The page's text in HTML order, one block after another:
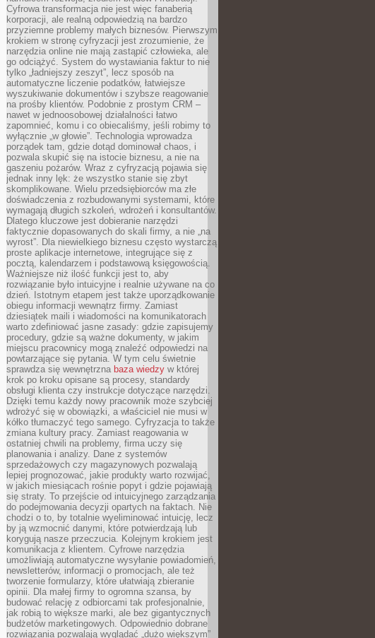
Cyfrowa transformacja nie jest więc fanaberią
korporacji, ale realną odpowiedzią na bardzo
przyziemne problemy małych biznesów. Pierwszym
krokiem w stronę cyfryzacji jest zrozumienie, że
narzędzia online nie mają zastąpić człowieka, ale
go odciążyć. System do wystawiania faktur to nie
tylko „ładniejszy zeszyt”, lecz sposób na
automatyczne liczenie podatków, łatwiejsze
wyszukiwanie dokumentów i szybsze reagowanie
na prośby klientów. Podobnie z prostym CRM –
nawet w jednoosobowej działalności łatwo
zapomnieć, komu i co obiecaliśmy, jeśli robimy to
wyłącznie „w głowie”. Technologia wprowadza
porządek tam, gdzie dotąd dominował chaos, i
pozwala skupić się na istocie biznesu, a nie na
gaszeniu pożarów. Wraz z cyfryzacją pojawia się
jednak inny lęk: że wszystko stanie się zbyt
skomplikowane. Wielu przedsiębiorców ma złe
doświadczenia z rozbudowanymi systemami, które
wymagają długich szkoleń, wdrożeń i konsultantów.
Dlatego kluczowe jest dobieranie narzędzi
faktycznie dopasowanych do skali firmy, a nie „na
wyrost”. Dla niewielkiego biznesu często wystarczą
proste aplikacje internetowe, integrujące się z
pocztą, kalendarzem i podstawową księgowością.
Ważniejsze niż ilość funkcji jest to, aby
rozwiązanie było intuicyjne i realnie używane na co
dzień. Istotnym etapem jest także uporządkowanie
obiegu informacji wewnątrz firmy. Zamiast
dziesiątek maili i wiadomości na komunikatorach
warto zdefiniować jasne zasady: gdzie zapisujemy
procedury, gdzie są ważne dokumenty, w jakim
miejscu pracownicy mogą znaleźć odpowiedzi na
powtarzające się pytania. W tym celu świetnie
sprawdza się wewnętrzna baza wiedzy w której
krok po kroku opisane są procesy, standardy
obsługi klienta czy instrukcje dotyczące narzędzi.
Dzięki temu każdy nowy pracownik może szybciej
wdrożyć się w obowiązki, a właściciel nie musi w
kółko tłumaczyć tego samego. Cyfryzacja to także
zmiana kultury pracy. Zamiast reagowania w
ostatniej chwili na problemy, firma uczy się
planowania i analizy. Dane z systemów
sprzedażowych czy magazynowych pozwalają
lepiej prognozować, jakie produkty warto rozwijać,
w jakich miesiącach rośnie popyt i gdzie pojawiają
się straty. To przejście od intuicyjnego zarządzania
do podejmowania decyzji opartych na faktach. Nie
chodzi o to, by totalnie wyeliminować intuicję, lecz
by ją wzmocnić danymi, które potwierdzają lub
korygują nasze przeczucia. Kolejnym krokiem jest
komunikacja z klientem. Cyfrowe narzędzia
umożliwiają automatyczne wysyłanie powiadomień,
newsletterów, informacji o promocjach, ale też
tworzenie formularzy, które ułatwiają zbieranie
opinii. Dla małej firmy to ogromna szansa, by
budować relację z odbiorcami tak profesjonalnie,
jak robią to większe marki, ale bez gigantycznych
budżetów marketingowych. Odpowiednio dobrane
rozwiązania pozwalają wyglądać „dużo większym”